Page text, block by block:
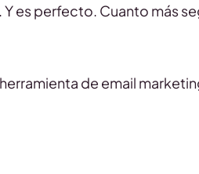
es perfecto. Cuanto más
de email